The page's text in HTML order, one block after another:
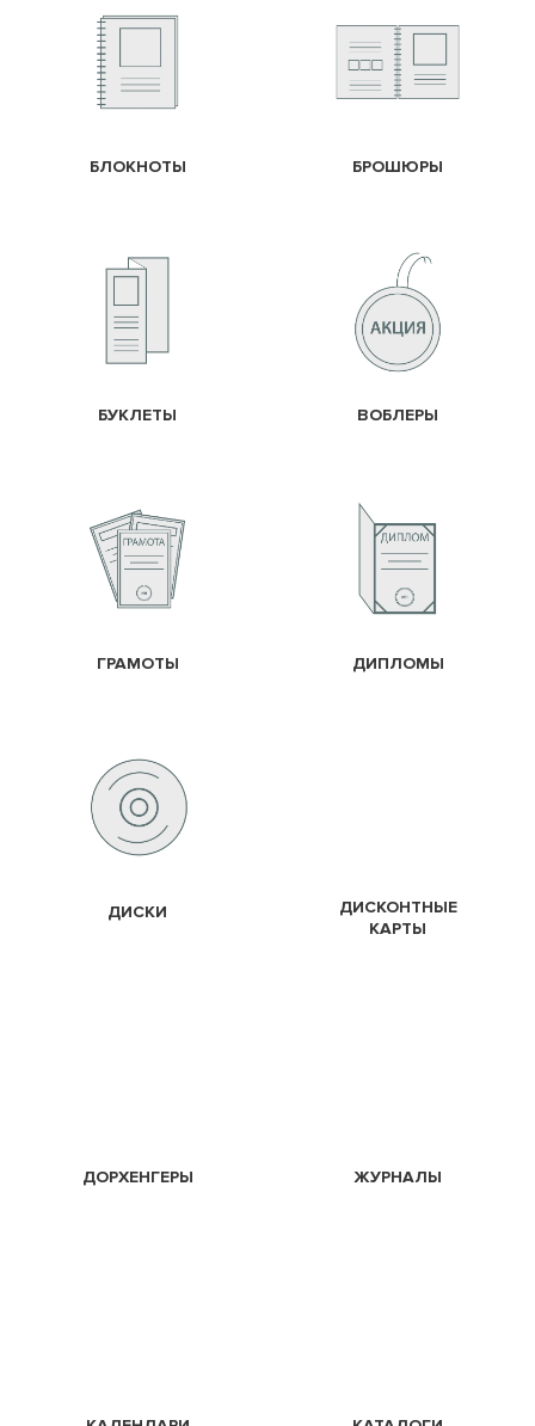
БЛОКНОТЫ БРОШЮРЫ
БУКЛЕТЫ ВОБЛЕРЫ
ГРАМОТЫ ДИПЛОМЫ
ДИСКИ
ДИСКОНТНЫЕ
КАРТЫ
ДОРХЕНГЕРЫ ЖУРНАЛЫ